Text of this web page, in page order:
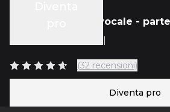
Ep.4 Produzione vocale - parte
(32 recensioni)
Diventa pro